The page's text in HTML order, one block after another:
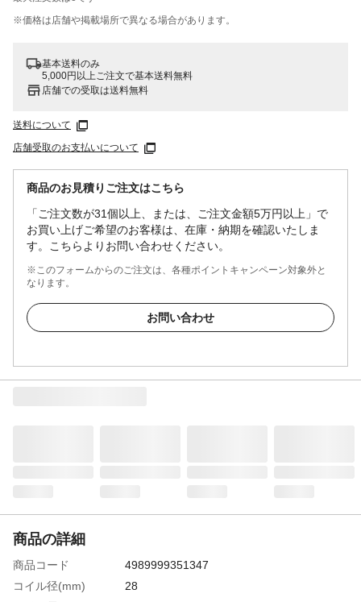
※価格は​店舗や​掲載場所で​異なる​場合が​あります。
基本送料のみ
5,000円以上ご注文で基本送料無料
店舗での受取は送料無料
送料について
店舗受取のお支払いについて
商品のお見積りご注文はこちら
「ご注文数が31個以上、または、ご注文金額5万円以上」で
お買い上げご希望のお客様は、在庫・納期を確認いたしま
す。こちらよりお問い合わせください。
※このフォームからのご注文は、各種ポイントキャンペーン対象外と
なります。
お問い合わせ
商品の詳細
商品コード
4989999351347
コイル径(mm)
28